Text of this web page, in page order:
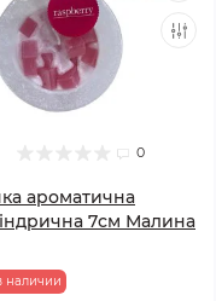
0
ароматична
7см Малина
наличии